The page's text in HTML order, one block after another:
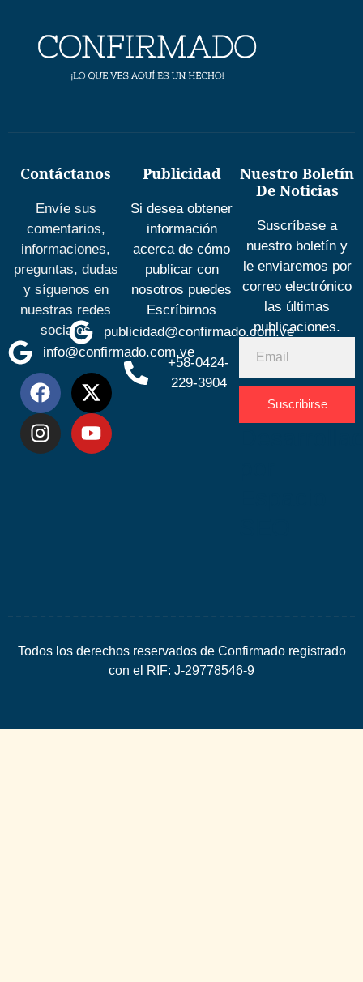
Contáctanos
Envíe sus
comentarios,
informaciones,
preguntas, dudas
y síguenos en
nuestras redes
sociales
info@confirmado.com.ve
Publicidad
Si desea obtener
información
acerca de cómo
publicar con
nosotros puedes
Escríbirnos
publicidad@confirmado.com.ve
+58-0424-
229-3904
Nuestro Boletín
De Noticias
Suscríbase a
nuestro boletín y
le enviaremos por
correo electrónico
las últimas
publicaciones.
Suscribirse
Todos los derechos reservados de Confirmado registrado
con el RIF: J-29778546-9